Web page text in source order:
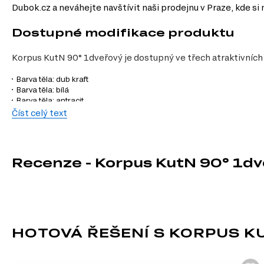
Dubok.cz a neváhejte navštívit naši prodejnu v Praze, kde
Dostupné modifikace produktu
Korpus KutN 90° 1dveřový je dostupný ve třech
Barva těla: dub kraft
Barva těla: bílá
Barva těla: antracit
Materiál korpusu.
Vyroben z kvalitní dřevotřísky, která je odolná
Moderní design.Minimalistický vzhled korpusu se hodí do různých
Číst celý text
Recenze - Korpus KutN 90°
HOTOVÁ ŘEŠENÍ S KORPUS